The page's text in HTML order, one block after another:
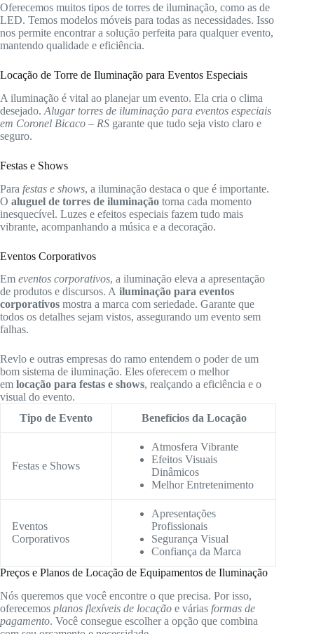
Oferecemos muitos tipos de torres de iluminação, como as de
LED. Temos modelos móveis para todas as necessidades. Isso
nos permite encontrar a solução perfeita para qualquer evento,
mantendo qualidade e eficiência.
Locação de Torre de Iluminação para Eventos Especiais
A iluminação é vital ao planejar um evento. Ela cria o clima
desejado. Alugar torres de iluminação para eventos especiais
em Coronel Bicaco – RS garante que tudo seja visto claro e
seguro.
Festas e Shows
Para festas e shows, a iluminação destaca o que é importante.
O aluguel de torres de iluminação torna cada momento
inesquecível. Luzes e efeitos especiais fazem tudo mais
vibrante, acompanhando a música e a decoração.
Eventos Corporativos
Em eventos corporativos, a iluminação eleva a apresentação
de produtos e discursos. A iluminação para eventos
corporativos mostra a marca com seriedade. Garante que
todos os detalhes sejam vistos, assegurando um evento sem
falhas.
Revlo e outras empresas do ramo entendem o poder de um
bom sistema de iluminação. Eles oferecem o melhor
em locação para festas e shows, realçando a eficiência e o
visual do evento.
Tipo de Evento
Benefícios da Locação
Festas e Shows
Atmosfera Vibrante
Efeitos Visuais
Dinâmicos
Melhor Entretenimento
Eventos
Corporativos
Apresentações
Profissionais
Segurança Visual
Confiança da Marca
Preços e Planos de Locação de Equipamentos de Iluminação
Nós queremos que você encontre o que precisa. Por isso,
oferecemos planos flexíveis de locação e várias formas de
pagamento. Você consegue escolher a opção que combina